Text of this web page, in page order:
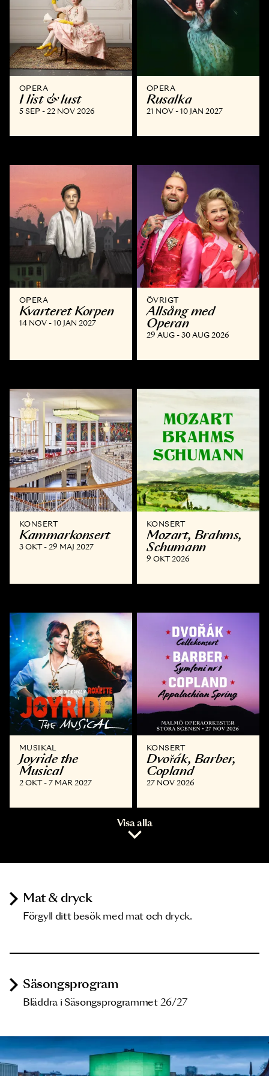
OPERA
I list & lust
5 SEP - 22 NOV 2026
OPERA
Rusalka
21 NOV - 10 JAN 2027
OPERA
Kvarteret Korpen
14 NOV - 10 JAN 2027
ÖVRIGT
Allsång med
Operan
29 AUG - 30 AUG 2026
KONSERT
Kammar­konsert
3 OKT - 29 MAJ 2027
KONSERT
Mozart, Brahms,
Schumann
9 OKT 2026
MUSIKAL
Joyride the
Musical
2 OKT - 7 MAR 2027
KONSERT
Dvořák, Barber,
Copland
27 NOV 2026
Visa alla
Mat & dryck
Förgyll ditt besök med mat och dryck.
Säsongsprogram
Bläddra i Säsongsprogrammet 26/27